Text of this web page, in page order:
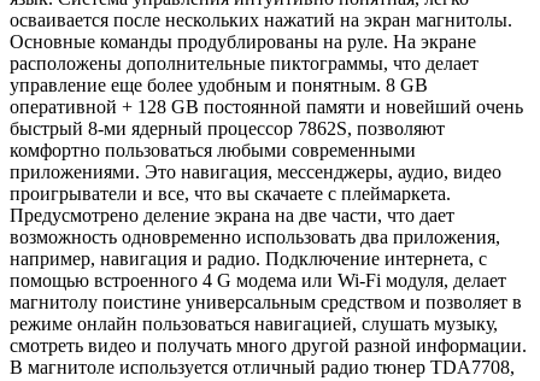
осваивается после нескольких нажатий на экран магнитолы.
Основные команды продублированы на руле. На экране
расположены дополнительные пиктограммы, что делает
управление еще более удобным и понятным. 8 GB
оперативной + 128 GB постоянной памяти и новейший очень
быстрый 8-ми ядерный процессор 7862S, позволяют
комфортно пользоваться любыми современными
приложениями. Это навигация, мессенджеры, аудио, видео
проигрыватели и все, что вы скачаете с плеймаркета.
Предусмотрено деление экрана на две части, что дает
возможность одновременно использовать два приложения,
например, навигация и радио. Подключение интернета, с
помощью встроенного 4 G модема или Wi-Fi модуля, делает
магнитолу поистине универсальным средством и позволяет в
режиме онлайн пользоваться навигацией, слушать музыку,
смотреть видео и получать много другой разной информации.
В магнитоле используется отличный радио тюнер TDA7708,